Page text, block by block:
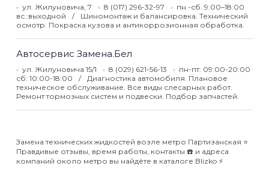
ул. Жилуновича, 7 8 (017) 296-32-97
пн.-сб.:9:00–18:00
вс.:выходной
Шиномонтаж и балансировка. Технический
осмотр. Покраска кузова и антикоррозионная обработка.
​Автосервис Замена.Бел
ул. Жилуновича 15/1 8 (029) 621-56-13
пн-пт: 09:00-20:00
сб: 10:00-18:00
Диагностика автомобиля. Плановое
техническое обслуживание. Все виды слесарных работ.
Ремонт тормозных систем и подвески. Подбор запчастей.
Замена технических жидкостей возле метро Партизанская ⭐️
Правдивые отзывы, время работы, контакты ☎️ и адреса
компаний около метро вы найдёте в каталоге Blizko ⚡️